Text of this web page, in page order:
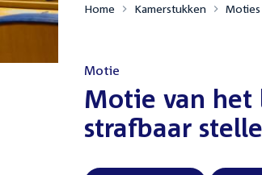
Home Kamerstukken Moties
Motie
:Motie van het
strafbaar